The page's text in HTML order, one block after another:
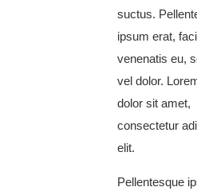
suctus.
ipsum erat,
venenatis eu,
vel dolor.
dolor sit amet,
consectetur
elit.
Pellentesque